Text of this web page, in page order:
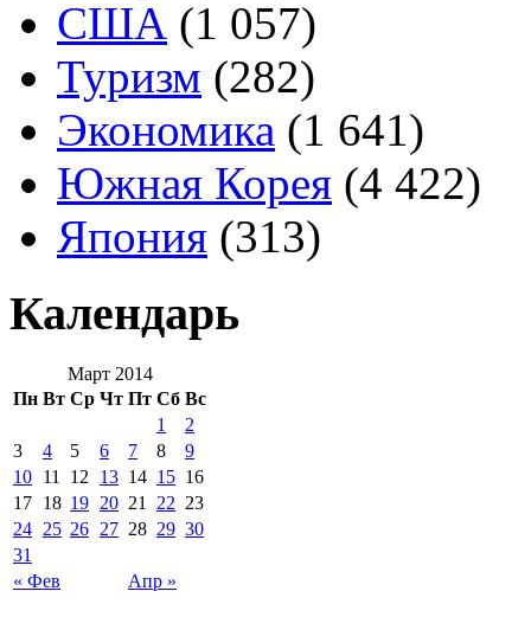
США (1 057)
Туризм (282)
Экономика (1 641)
Южная Корея (4 422)
Япония (313)
Календарь
Март 2014
Пн Вт Ср Чт Пт Сб Вс
« Фев Апр »
1
2
3
4 5 6 7 8
9
10 11 12 13 14 15 16
17 18 19 20 21 22 23
24 25 26 27 28 29 30
31